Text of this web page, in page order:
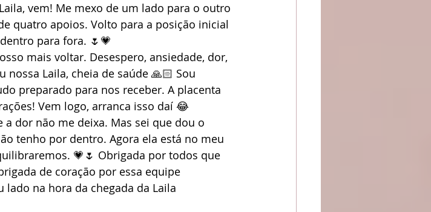
vem! Me mexo de um lado para o outro
quatro apoios. Volto para a posição inicial
para fora. 🌷💗
mais voltar. Desespero, ansiedade, dor,
Laila, cheia de saúde 🙏🏻 Sou
preparado para nos receber. A placenta
Vem logo, arranca isso daí 😂
dor não me deixa. Mas sei que dou o
tenho por dentro. Agora ela está no meu
💗🌷 Obrigada por todos que
de coração por essa equipe
na hora da chegada da Laila